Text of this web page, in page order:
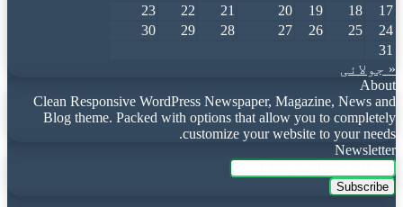
17
18
19
20
21
22
23
24
25
26
27
28
29
30
31
« جولائی
About
Clean Responsive WordPress Newspaper, Magazine, News and
Blog theme. Packed with options that allow you to completely
customize your website to your needs.
Newsletter
Enter
your
Email